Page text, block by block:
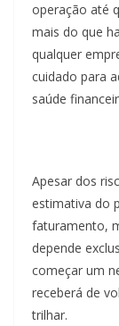
operação até
mais do que
qualquer
cuidado para
saúde
Apesar dos
estimativa do
faturamento,
depende
começar um
receberá de
trilhar.